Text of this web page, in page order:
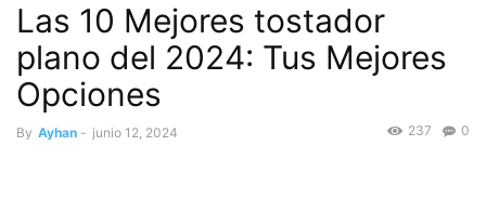
Las 10 Mejores tostador
plano del 2024: Tus Mejores
Opciones
By Ayhan - junio 12, 2024 0
237